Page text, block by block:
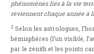
phénomènes liés à la vie
reviennent chaque année à
2 Selon les astrologues,
hémisphères (l’un visible,
par le zénith et les points